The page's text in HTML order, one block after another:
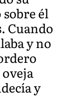
él
Cuando
y no
y